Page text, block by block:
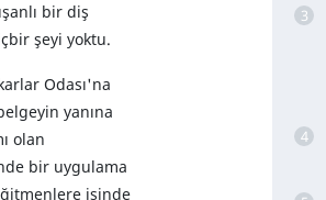
bir diş
şeyi yoktu.
Odası'na
yanına
olan
bir uygulama
işinde